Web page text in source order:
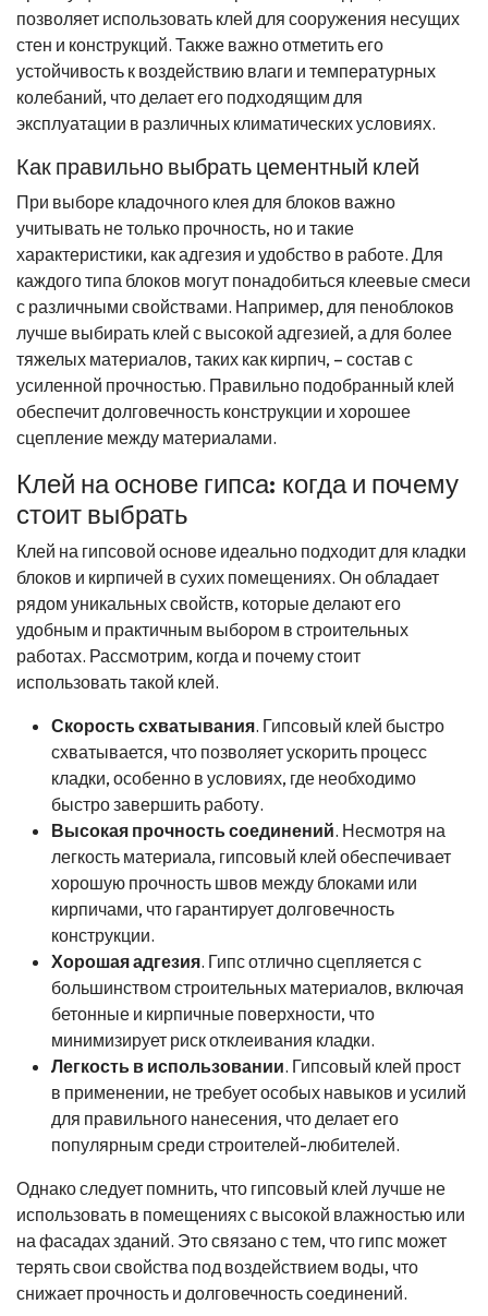
позволяет использовать клей для сооружения несущих
стен и конструкций. Также важно отметить его
устойчивость к воздействию влаги и температурных
колебаний, что делает его подходящим для
эксплуатации в различных климатических условиях.
Как правильно выбрать цементный клей
При выборе кладочного клея для блоков важно
учитывать не только прочность, но и такие
характеристики, как адгезия и удобство в работе. Для
каждого типа блоков могут понадобиться клеевые смеси
с различными свойствами. Например, для пеноблоков
лучше выбирать клей с высокой адгезией, а для более
тяжелых материалов, таких как кирпич, – состав с
усиленной прочностью. Правильно подобранный клей
обеспечит долговечность конструкции и хорошее
сцепление между материалами.
Клей на основе гипса: когда и почему
стоит выбрать
Клей на гипсовой основе идеально подходит для кладки
блоков и кирпичей в сухих помещениях. Он обладает
рядом уникальных свойств, которые делают его
удобным и практичным выбором в строительных
работах. Рассмотрим, когда и почему стоит
использовать такой клей.
Скорость схватывания. Гипсовый клей быстро
схватывается, что позволяет ускорить процесс
кладки, особенно в условиях, где необходимо
быстро завершить работу.
Высокая прочность соединений. Несмотря на
легкость материала, гипсовый клей обеспечивает
хорошую прочность швов между блоками или
кирпичами, что гарантирует долговечность
конструкции.
Хорошая адгезия. Гипс отлично сцепляется с
большинством строительных материалов, включая
бетонные и кирпичные поверхности, что
минимизирует риск отклеивания кладки.
Легкость в использовании. Гипсовый клей прост
в применении, не требует особых навыков и усилий
для правильного нанесения, что делает его
популярным среди строителей-любителей.
Однако следует помнить, что гипсовый клей лучше не
использовать в помещениях с высокой влажностью или
на фасадах зданий. Это связано с тем, что гипс может
терять свои свойства под воздействием воды, что
снижает прочность и долговечность соединений.